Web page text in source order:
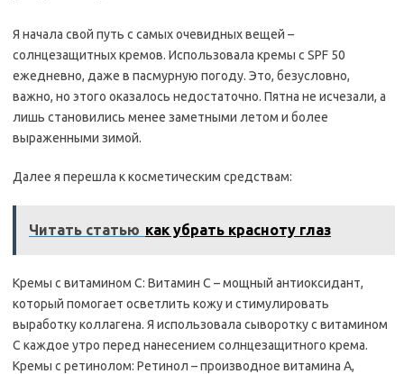
Я начала свой путь с самых очевидных вещей –
солнцезащитных кремов. Использовала кремы с SPF 50
ежедневно, даже в пасмурную погоду. Это, безусловно,
важно, но этого оказалось недостаточно. Пятна не исчезали, а
лишь становились менее заметными летом и более
выраженными зимой.
Далее я перешла к косметическим средствам:
Читать статью как убрать красноту глаз
Кремы с витамином C: Витамин C – мощный антиоксидант,
который помогает осветлить кожу и стимулировать
выработку коллагена. Я использовала сыворотку с витамином
C каждое утро перед нанесением солнцезащитного крема.
Кремы с ретинолом: Ретинол – производное витамина A,